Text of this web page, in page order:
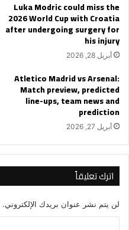
Luka Modric could miss the
2026 World Cup with Croatia
after undergoing surgery for
his injury
أبريل 28, 2026
Atletico Madrid vs Arsenal:
Match preview, predicted
line-ups, team news and
prediction
أبريل 27, 2026
اترك تعليقاً
لن يتم نشر عنوان بريدك الإلكتروني.